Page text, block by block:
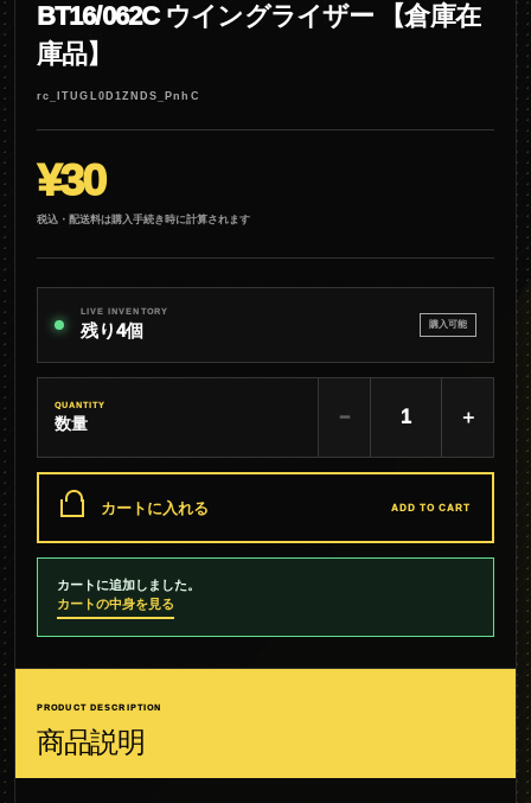
BT16/062C ウイングライザー 【倉庫在
庫品】
rc_ITUGL0D1ZNDS_PnhC
¥30
税込・配送料は購入手続き時に計算されます
LIVE INVENTORY
残り4個 購入可能
QUANTITY
数量 − ＋
カートに入れる ADD TO CART
カートに追加しました。
カートの中身を見る
PRODUCT DESCRIPTION
商品説明